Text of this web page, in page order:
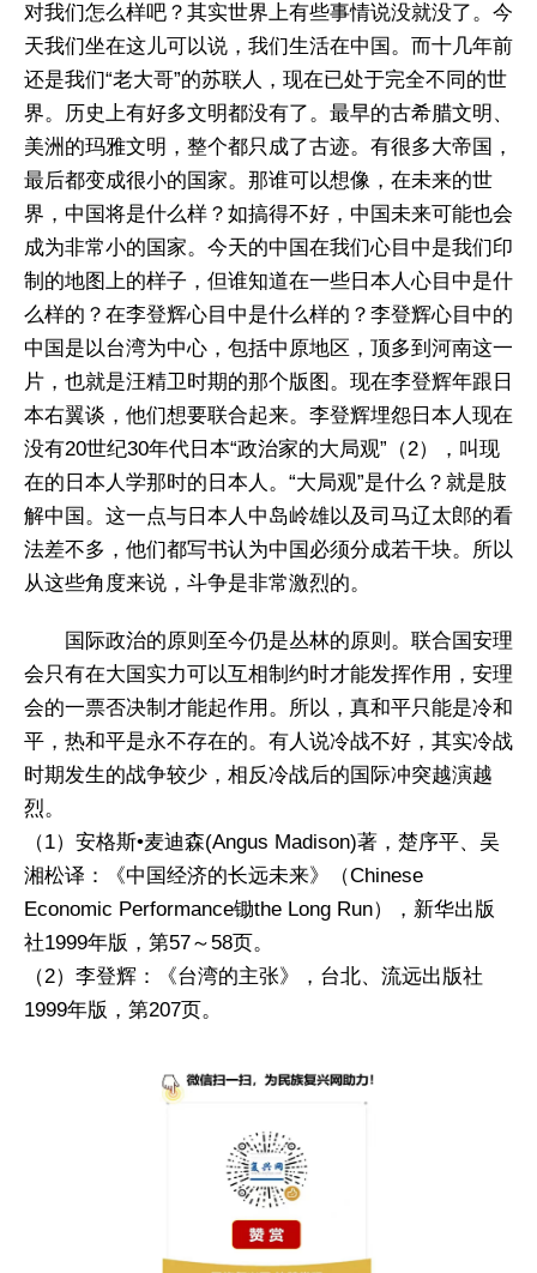
对我们怎么样吧？其实世界上有些事情说没就没了。今
天我们坐在这儿可以说，我们生活在中国。而十几年前
还是我们“老大哥”的苏联人，现在已处于完全不同的世
界。历史上有好多文明都没有了。最早的古希腊文明、
美洲的玛雅文明，整个都只成了古迹。有很多大帝国，
最后都变成很小的国家。那谁可以想像，在未来的世
界，中国将是什么样？如搞得不好，中国未来可能也会
成为非常小的国家。今天的中国在我们心目中是我们印
制的地图上的样子，但谁知道在一些日本人心目中是什
么样的？在李登辉心目中是什么样的？李登辉心目中的
中国是以台湾为中心，包括中原地区，顶多到河南这一
片，也就是汪精卫时期的那个版图。现在李登辉年跟日
本右翼谈，他们想要联合起来。李登辉埋怨日本人现在
没有20世纪30年代日本“政治家的大局观”（2），叫现
在的日本人学那时的日本人。“大局观”是什么？就是肢
解中国。这一点与日本人中岛岭雄以及司马辽太郎的看
法差不多，他们都写书认为中国必须分成若干块。所以
从这些角度来说，斗争是非常激烈的。
国际政治的原则至今仍是丛林的原则。联合国安理
会只有在大国实力可以互相制约时才能发挥作用，安理
会的一票否决制才能起作用。所以，真和平只能是冷和
平，热和平是永不存在的。有人说冷战不好，其实冷战
时期发生的战争较少，相反冷战后的国际冲突越演越
烈。
（1）安格斯•麦迪森(Angus Madison)著，楚序平、吴
湘松译：《中国经济的长远未来》（Chinese
Economic Performance锄the Long Run），新华出版
社1999年版，第57～58页。
（2）李登辉：《台湾的主张》，台北、流远出版社
1999年版，第207页。